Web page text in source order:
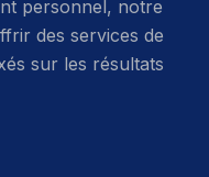
personnel, notre
des services de
sur les résultats